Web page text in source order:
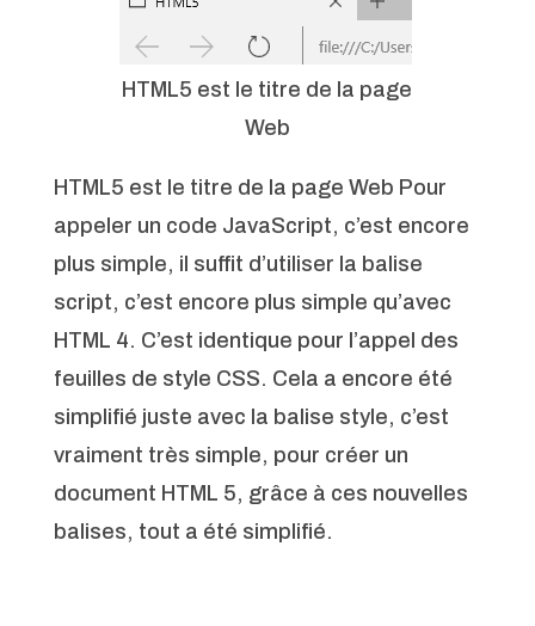
HTML5 est le titre de la page
Web
HTML5 est le titre de la page Web Pour
appeler un code JavaScript, c’est encore
plus simple, il suffit d’utiliser la balise
script, c’est encore plus simple qu’avec
HTML 4. C’est identique pour l’appel des
feuilles de style CSS. Cela a encore été
simplifié juste avec la balise style, c’est
vraiment très simple, pour créer un
document HTML 5, grâce à ces nouvelles
balises, tout a été simplifié.